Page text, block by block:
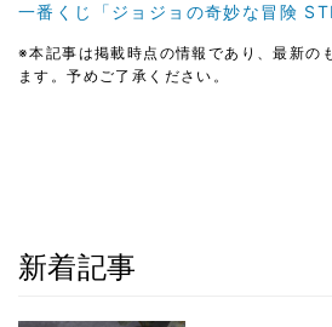
一番くじ「ジョジョの奇妙な冒険
※本記事は掲載時点の情報であり、最新の
ます。予めご了承ください。
新着記事